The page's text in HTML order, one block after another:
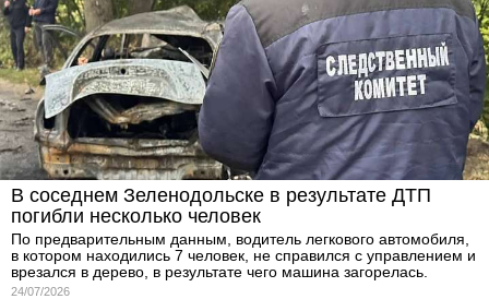
В соседнем Зеленодольске в результате ДТП
погибли несколько человек
По предварительным данным, водитель легкового автомобиля,
в котором находились 7 человек, не справился с управлением и
врезался в дерево, в результате чего машина загорелась.
24/07/2026